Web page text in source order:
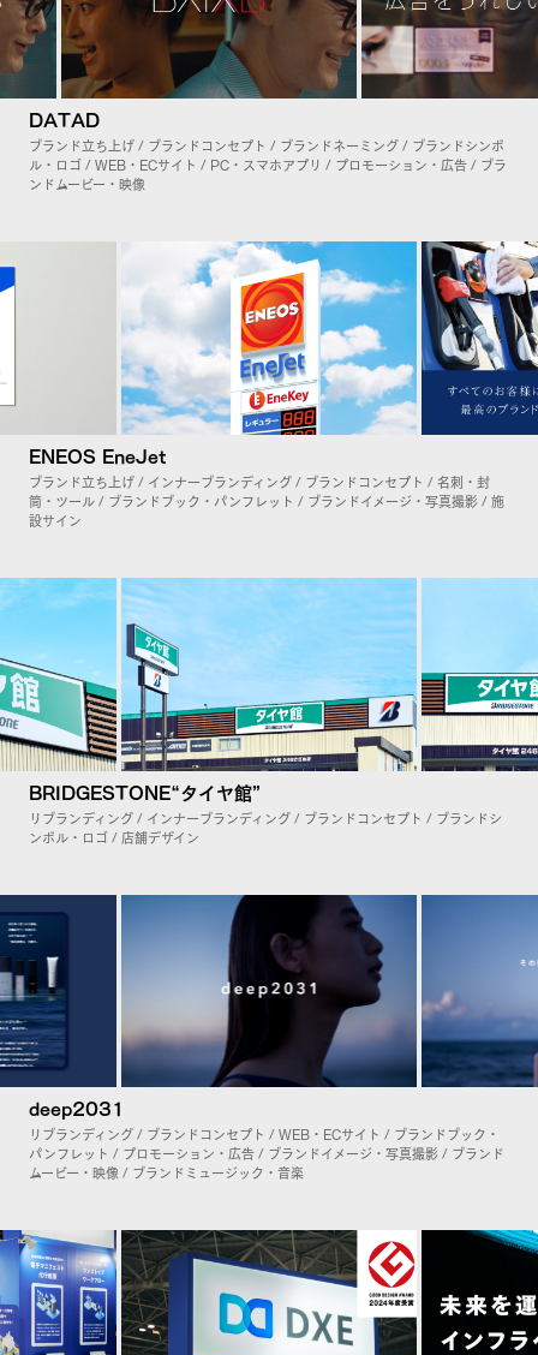
DATAD
ブランド立ち上げ / ブランドコンセプト / ブランドネーミング / ブランドシンボ
ル・ロゴ / WEB・ECサイト / PC・スマホアプリ / プロモーション・広告 / ブラ
ンドムービー・映像
ENEOS EneJet
ブランド立ち上げ / インナーブランディング / ブランドコンセプト / 名刺・封
筒・ツール / ブランドブック・パンフレット / ブランドイメージ・写真撮影 / 施
設サイン
BRIDGESTONE“タイヤ館”
リブランディング / インナーブランディング / ブランドコンセプト / ブランドシ
ンボル・ロゴ / 店舗デザイン
deep2031
リブランディング / ブランドコンセプト / WEB・ECサイト / ブランドブック・
パンフレット / プロモーション・広告 / ブランドイメージ・写真撮影 / ブランド
ムービー・映像 / ブランドミュージック・音楽